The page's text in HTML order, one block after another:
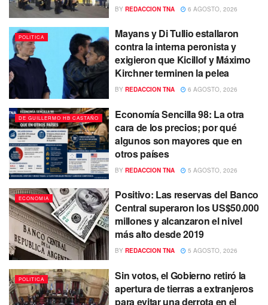
BY REDACCION TNA 6 AGOSTO, 2026
POLITICA
Mayans y Di Tullio estallaron
contra la interna peronista y
exigieron que Kicillof y Máximo
Kirchner terminen la pelea
BY REDACCION TNA 6 AGOSTO, 2026
DE GUILLERMO HB CASTAÑO
Economía Sencilla 98: La otra
cara de los precios; por qué
algunos son mayores que en
otros países
BY REDACCION TNA 5 AGOSTO, 2026
ECONOMIA
Positivo: Las reservas del Banco
Central superaron los US$50.000
millones y alcanzaron el nivel
más alto desde 2019
BY REDACCION TNA 5 AGOSTO, 2026
POLITICA
Sin votos, el Gobierno retiró la
apertura de tierras a extranjeros
para evitar una derrota en el